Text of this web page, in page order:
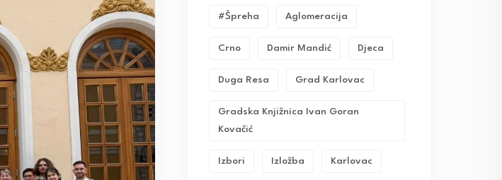
#Špreha Aglomeracija
Crno Damir Mandić Djeca
Duga Resa Grad Karlovac
Gradska Knjižnica Ivan Goran
Kovačić
Izbori Izložba Karlovac